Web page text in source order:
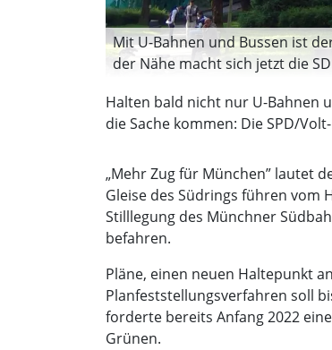
Mit U-Bahnen und Bussen ist
der Nähe macht sich jetzt die
Halten bald nicht nur U-Bahnen
die Sache kommen: Die SPD/
„Mehr Zug für München” lautet
Gleise des Südrings führen vom
Stilllegung des Münchner
befahren.
Pläne, einen neuen Haltepunkt
Planfeststellungsverfahren soll
forderte bereits Anfang 2022
Grünen.